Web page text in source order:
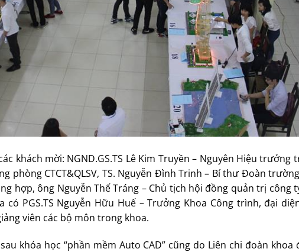
khách mời: NGND.GS.TS Lê Kim Truyền – Nguyên Hiệu trưởng
phòng CTCT&QLSV, TS. Nguyễn Đình Trinh – Bí thư Đoàn
hợp, ông Nguyễn Thế Tráng – Chủ tịch hội đồng quản trị công
có PGS.TS Nguyễn Hữu Huế – Trưởng Khoa Công trình, đại
viên các bộ môn trong khoa.
khóa học “phần mềm Auto CAD” cũng do Liên chi đoàn khoa